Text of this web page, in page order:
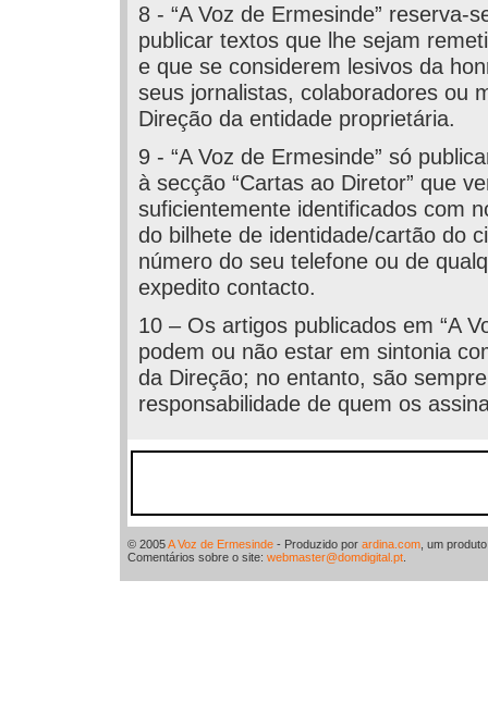
8 - “A Voz de Ermesinde” reserva-
publicar textos que lhe sejam
e que se considerem lesivos da
seus jornalistas, colaboradores ou
Direção da entidade proprietária.
9 - “A Voz de Ermesinde” só
à secção “Cartas ao Diretor” que
suficientemente identificados com
do bilhete de identidade/cartão do
número do seu telefone ou de
expedito contacto.
10 – Os artigos publicados em “A
podem ou não estar em sintonia
da Direção; no entanto, são
responsabilidade de quem os
© 2005A Voz de Ermesinde - Produzido por ardina.com , um
Comentários sobre o site: webmaster@domdigital.pt